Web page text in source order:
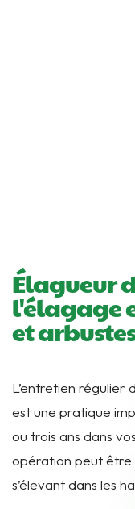
Élagueur
l'élagage
et
L’entretien régulier
est une pratique
ou trois ans dans
opération peut être
s’élevant dans les